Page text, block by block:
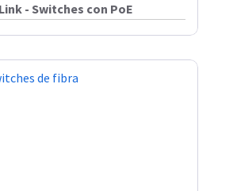
- Switches con PoE